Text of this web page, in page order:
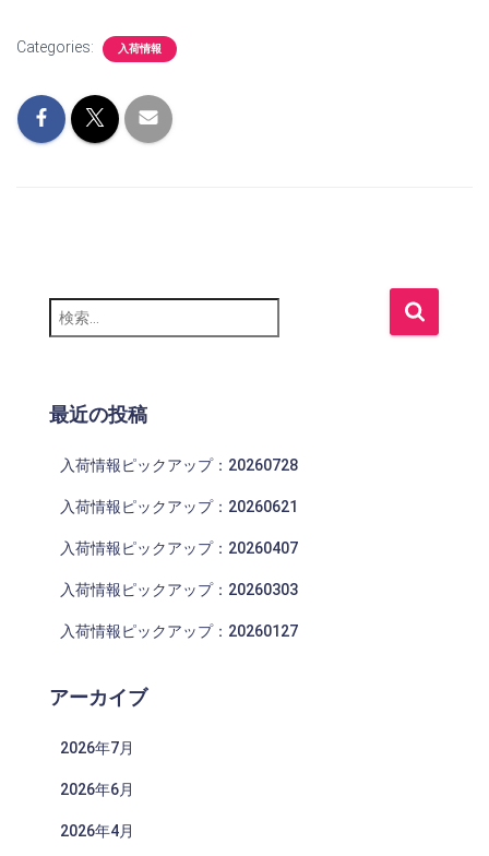
Categories: 入荷情報
検
索
最近の投稿
入荷情報ピックアップ：20260728
入荷情報ピックアップ：20260621
入荷情報ピックアップ：20260407
入荷情報ピックアップ：20260303
入荷情報ピックアップ：20260127
アーカイブ
2026年7月
2026年6月
2026年4月